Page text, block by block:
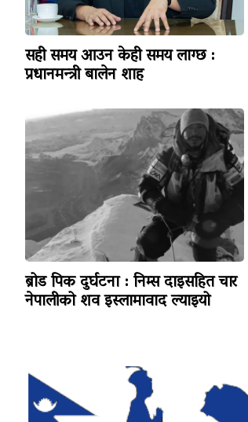
सही समय आउन केही समय लाग्छ :
प्रधानमन्त्री बालेन शाह
ब्रोड पिक दुर्घटना : निम्स दाइसहित चार
नेपालीको शव इस्लामावाद ल्याइयो